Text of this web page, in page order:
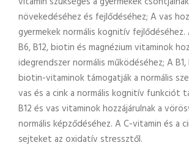
növekedéséhez és fejlődéséhez; A vas
gyermekek normális kognitív fejlődéséhez.
B6, B12, biotin és magnézium vitaminok
idegrendszer normális működéséhez; A B1,
biotin-vitaminok támogatják a normális
vas és a cink a normális kognitív funkciót
B12 és vas vitaminok hozzájárulnak a
normális képződéséhez. A C-vitamin és a
sejteket az oxidatív stressztől.